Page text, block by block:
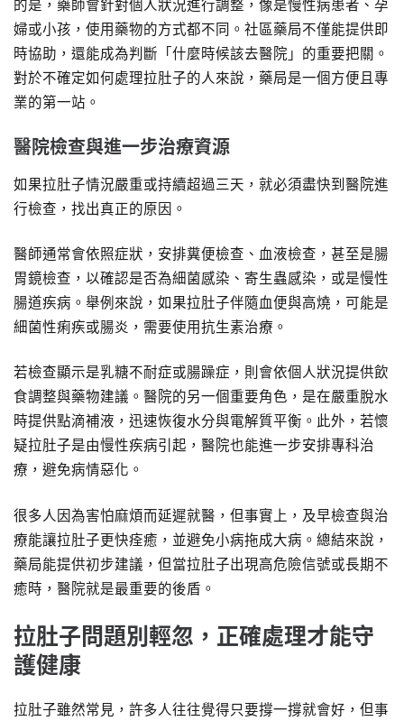
的是，藥師會針對個人狀況進行調整，像是慢性病患者、孕
婦或小孩，使用藥物的方式都不同。社區藥局不僅能提供即
時協助，還能成為判斷「什麼時候該去醫院」的重要把關。
對於不確定如何處理拉肚子的人來說，藥局是一個方便且專
業的第一站。
醫院檢查與進一步治療資源
如果拉肚子情況嚴重或持續超過三天，就必須盡快到醫院進
行檢查，找出真正的原因。
醫師通常會依照症狀，安排糞便檢查、血液檢查，甚至是腸
胃鏡檢查，以確認是否為細菌感染、寄生蟲感染，或是慢性
腸道疾病。舉例來說，如果拉肚子伴隨血便與高燒，可能是
細菌性痢疾或腸炎，需要使用抗生素治療。
若檢查顯示是乳糖不耐症或腸躁症，則會依個人狀況提供飲
食調整與藥物建議。醫院的另一個重要角色，是在嚴重脫水
時提供點滴補液，迅速恢復水分與電解質平衡。此外，若懷
疑拉肚子是由慢性疾病引起，醫院也能進一步安排專科治
療，避免病情惡化。
很多人因為害怕麻煩而延遲就醫，但事實上，及早檢查與治
療能讓拉肚子更快痊癒，並避免小病拖成大病。總結來說，
藥局能提供初步建議，但當拉肚子出現高危險信號或長期不
癒時，醫院就是最重要的後盾。
拉肚子問題別輕忽，正確處理才能守
護健康
拉肚子雖然常見，許多人往往覺得只要撐一撐就會好，但事